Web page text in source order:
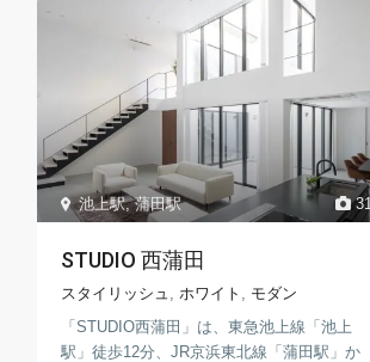
31
池上駅,蒲田駅
STUDIO 西蒲田
スタイリッシュ ホワイト
モダン
「STUDIO西蒲田」は、東急池上線「池上
駅」徒歩12分、JR京浜東北線「蒲田駅」か